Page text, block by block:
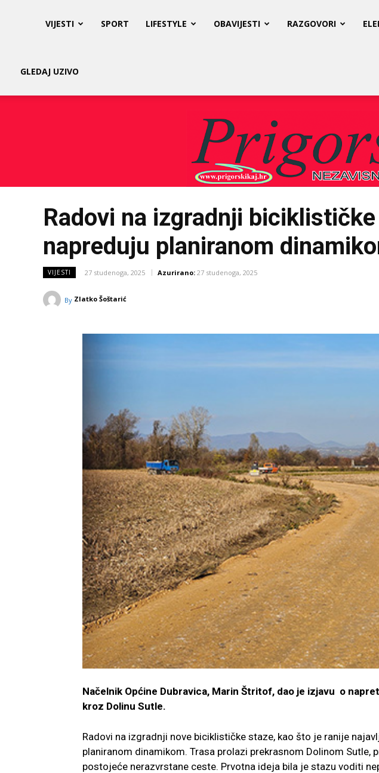
Kaj
VIJESTI SPORT LIFESTYLE OBAVIJESTI RAZGOVORI
GLEDAJ UZIVO
Radovi na izgradnji
napreduju planiranom
VIJESTI 27 studenoga, 2025 Azurirano: 27 studenoga, 2025
By Zlatko Šoštarić
Načelnik Općine Dubravica, Marin Štritof, dao je izjavu o
kroz Dolinu Sutle.
Radovi na izgradnji nove biciklističke staze, kao što je ranije
planiranom dinamikom. Trasa prolazi prekrasnom Dolinom Sutle,
postojeće nerazvrstane ceste. Prvotna ideja bila je stazu voditi